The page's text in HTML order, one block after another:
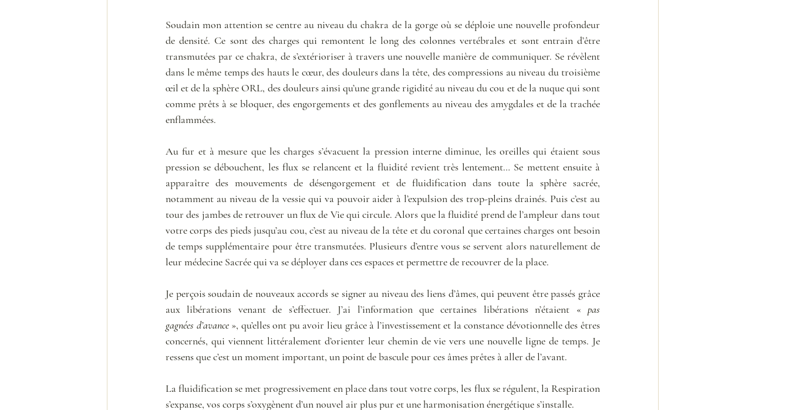
Soudain mon attention se centre au niveau du chakra de la gorge où se déploie une nouvelle profondeur
de densité. Ce sont des charges qui remontent le long des colonnes vertébrales et sont entrain d’être
transmutées par ce chakra, de s’extérioriser à travers une nouvelle manière de communiquer. Se révèlent
dans le même temps des hauts le cœur, des douleurs dans la tête, des compressions au niveau du troisième
œil et de la sphère ORL, des douleurs ainsi qu’une grande rigidité au niveau du cou et de la nuque qui sont
comme prêts à se bloquer, des engorgements et des gonflements au niveau des amygdales et de la trachée
enflammées.
Au fur et à mesure que les charges s’évacuent la pression interne diminue, les oreilles qui étaient sous
pression se débouchent, les flux se relancent et la fluidité revient très lentement… Se mettent ensuite à
apparaître des mouvements de désengorgement et de fluidification dans toute la sphère sacrée,
notamment au niveau de la vessie qui va pouvoir aider à l’expulsion des trop-pleins drainés. Puis c’est au
tour des jambes de retrouver un flux de Vie qui circule. Alors que la fluidité prend de l’ampleur dans tout
votre corps des pieds jusqu’au cou, c’est au niveau de la tête et du coronal que certaines charges ont besoin
de temps supplémentaire pour être transmutées. Plusieurs d’entre vous se servent alors naturellement de
leur médecine Sacrée qui va se déployer dans ces espaces et permettre de recouvrer de la place.
Je perçois soudain de nouveaux accords se signer au niveau des liens d’âmes, qui peuvent être passés grâce
aux libérations venant de s’effectuer. J’ai l’information que certaines libérations n’étaient « pas
gagnées d’avance », qu’elles ont pu avoir lieu grâce à l’investissement et la constance dévotionnelle des êtres
concernés, qui viennent littéralement d’orienter leur chemin de vie vers une nouvelle ligne de temps. Je
ressens que c’est un moment important, un point de bascule pour ces âmes prêtes à aller de l’avant.
La fluidification se met progressivement en place dans tout votre corps, les flux se régulent, la Respiration
s’expanse, vos corps s’oxygènent d’un nouvel air plus pur et une harmonisation énergétique s’installe.